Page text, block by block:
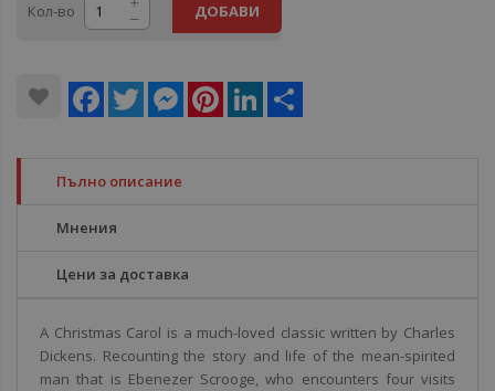
Кол-во ДОБАВИ
Facebook
Twitter MessengerPinterestLinkedIn
Пълно описание
Мнения
Цени за доставка
A Christmas Carol is a much-loved classic written by Charles
Dickens. Recounting the story and life of the mean-spirited
man that is Ebenezer Scrooge, who encounters four visits